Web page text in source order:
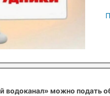
водоканал» можно подать